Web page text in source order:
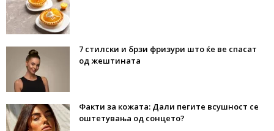
7 стилски и брзи фризури што ќе ве спасат
од жештината
Факти за кожата: Дали пегите всушност се
оштетувања од сонцето?